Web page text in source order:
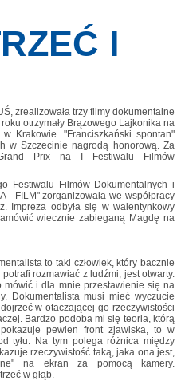
I
zrealizowała trzy filmy dokumentalne
otrzymały Brązowego Lajkonika na
Krakowie. "Franciszkański spontan"
w Szczecinie nagrodą honorową. Za
Prix na I Festiwalu Filmów
Festiwalu Filmów Dokumentalnych i
- FILM" zorganizowała we współpracy
Impreza odbyła się w walentynkowy
wiecznie zabieganą Magdę na
to taki człowiek, który bacznie
rozmawiać z ludźmi, jest otwarty.
mówić i dla mnie przestawienie się na
Dokumentalista musi mieć wyczucie
w otaczającej go rzeczywistości
Bardzo podoba mi się teoria, którą
pewien front zjawiska, to w
tyłu. Na tym polega różnica między
rzeczywistość taką, jaka ona jest,
na ekran za pomocą kamery.
w głąb.